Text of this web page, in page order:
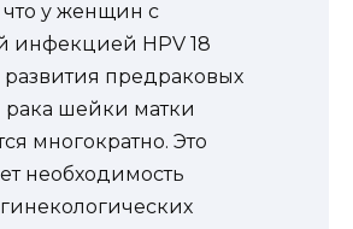
что у женщин с
инфекцией HPV 18
развития предраковых
рака шейки матки
многократно. Это
необходимость